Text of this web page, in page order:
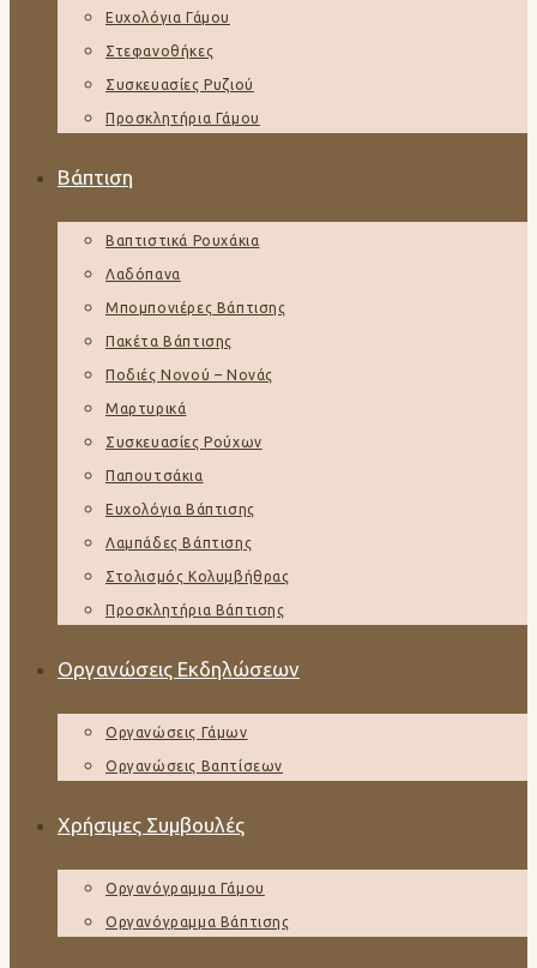
Ευχολόγια Γάμου
Στεφανοθήκες
Συσκευασίες Ρυζιού
Προσκλητήρια Γάμου
Βάπτιση
Βαπτιστικά Ρουχάκια
Λαδόπανα
Μπομπονιέρες Βάπτισης
Πακέτα Βάπτισης
Ποδιές Νονού – Νονάς
Μαρτυρικά
Συσκευασίες Ρούχων
Παπουτσάκια
Ευχολόγια Βάπτισης
Λαμπάδες Βάπτισης
Στολισμός Κολυμβήθρας
Προσκλητήρια Βάπτισης
Οργανώσεις Εκδηλώσεων
Οργανώσεις Γάμων
Οργανώσεις Βαπτίσεων
Χρήσιμες Συμβουλές
Οργανόγραμμα Γάμου
Οργανόγραμμα Βάπτισης